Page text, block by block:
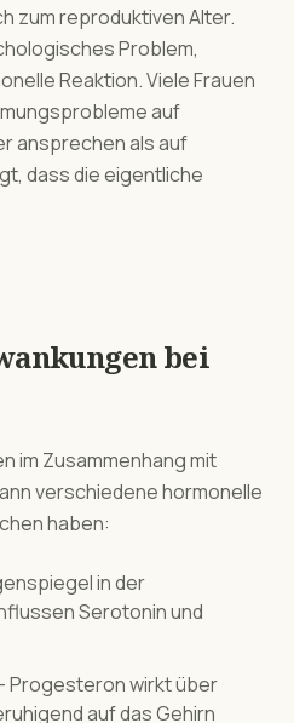
zum reproduktiven Alter.
Problem,
Reaktion. Viele Frauen
auf
ansprechen als auf
dass die eigentliche
bei
im Zusammenhang mit
verschiedene hormonelle
haben:
in der
Serotonin und
Progesteron wirkt über
auf das Gehirn